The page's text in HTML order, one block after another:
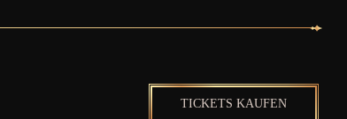
TICKETS KAUFEN